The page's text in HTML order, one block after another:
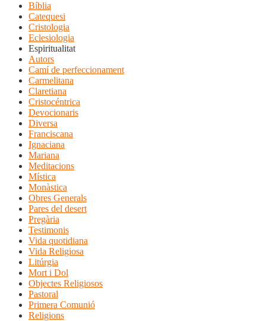
Bíblia
Catequesi
Cristologia
Eclesiologia
Espiritualitat
Autors
Camí de perfeccionament
Carmelitana
Claretiana
Cristocéntrica
Devocionaris
Diversa
Franciscana
Ignaciana
Mariana
Meditacions
Mística
Monàstica
Obres Generals
Pares del desert
Pregària
Testimonis
Vida quotidiana
Vida Religiosa
Litúrgia
Mort i Dol
Objectes Religiosos
Pastoral
Primera Comunió
Religions